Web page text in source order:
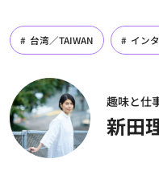
台湾／TAIWAN イン
趣味と仕
新田